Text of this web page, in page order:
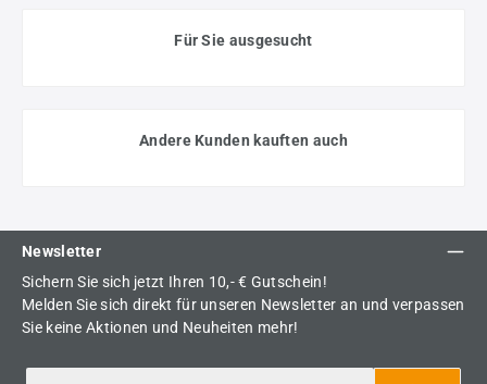
Für Sie ausgesucht
Andere Kunden kauften auch
Newsletter
Sichern Sie sich jetzt Ihren 10,- € Gutschein!
Melden Sie sich direkt für unseren Newsletter an und verpassen
Sie keine Aktionen und Neuheiten mehr!